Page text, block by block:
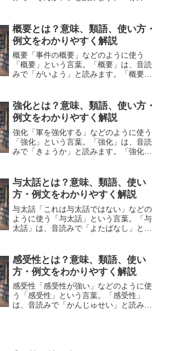
方や類語について、小説などの用例を紹
介して、わかりやすく解説して...
概要とは？意味、類語、使い方・
例文をわかりやすく解説
概要「事件の概要」などのように使う
「概要」という言葉。「概要」は、音読
みで「がいよう」と読みます。「概要」
方や類語について、小説などの用例を紹
介しながら、わかりやすく解説...
強化とは？意味、類語、使い方・
例文をわかりやすく解説
強化「軍を強化する」などのように使う
「強化」という言葉。「強化」は、音読
みで「きょうか」と読みます。「強化」
方や類語について、小説などの用例を紹
介しながら、わかりやすく解...
与太話とは？意味、類語、使い
方・例文をわかりやすく解説
与太話「これは与太話ではない」などの
ように使う「与太話」という言葉。「与
太話」は、音読みで「よたばなし」と読
太話」の意味や使い方や類語について、
小説などの用例を紹介しな...
感受性とは？意味、類語、使い
方・例文をわかりやすく解説
感受性「感受性が強い」などのように使
う「感受性」という言葉。「感受性」
は、音読みで「かんじゅせい」と読みま